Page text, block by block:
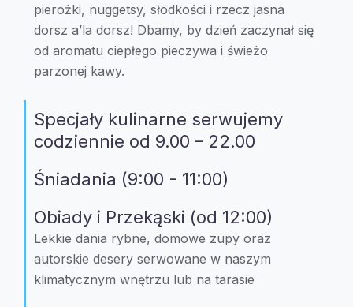
pierożki, nuggetsy, słodkości i rzecz jasna
dorsz a’la dorsz! Dbamy, by dzień zaczynał się
od aromatu ciepłego pieczywa i świeżo
parzonej kawy.
Specjały kulinarne serwujemy
codziennie od 9.00 – 22.00
Śniadania (9:00 - 11:00)
Obiady i Przekąski (od 12:00)
Lekkie dania rybne, domowe zupy oraz
autorskie desery serwowane w naszym
klimatycznym wnętrzu lub na tarasie